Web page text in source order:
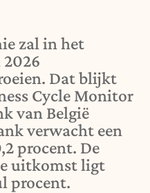
zal in het
Dat blijkt
Cycle Monitor
van België
verwacht een
procent. De
uitkomst ligt
procent.